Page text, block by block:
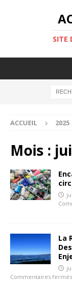
SITE
ACCUEIL 2025
Mois :
La
Commentaires fermés